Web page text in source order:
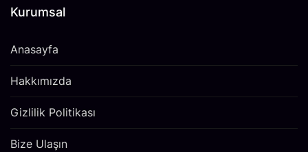
Kurumsal
Anasayfa
Hakkımızda
Gizlilik Politikası
Bize Ulaşın